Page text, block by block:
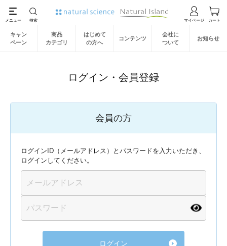
キャン
ペーン
商品
カテゴリ
はじめて
の方へ
コンテンツ
会社に
ついて
お知らせ
ログイン・会員登録
会員の方
ログインID（メールアドレス）とパスワードを入力いただき、
ログインしてください。